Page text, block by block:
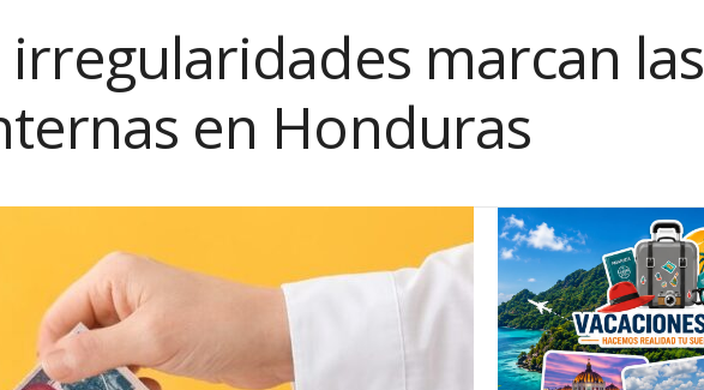
irregularidades marcan las
en Honduras